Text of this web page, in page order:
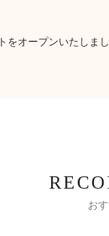
をオープンいたしま
お